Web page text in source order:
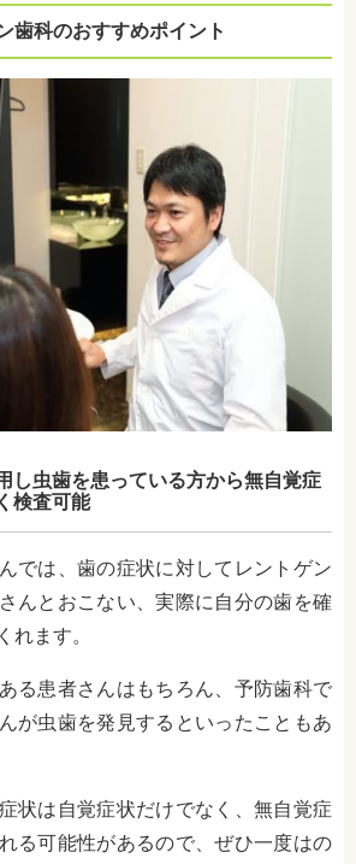
歯科のおすすめポイント
し虫歯を患っている方から無自覚症
検査可能
では、歯の症状に対してレントゲン
んとおこない、実際に自分の歯を確
れます。
る患者さんはもちろん、予防歯科で
が虫歯を発見するといったこともあ
状は自覚症状だけでなく、無自覚症
る可能性があるので、ぜひ一度はの